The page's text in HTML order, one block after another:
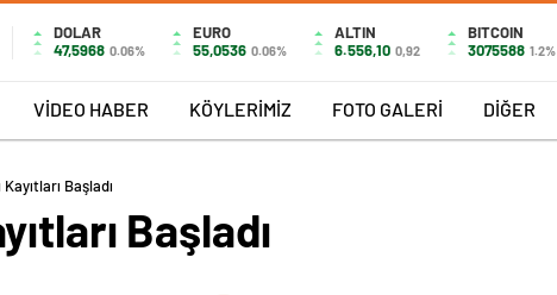
DOLAR
47,5968 0.06%
EURO
55,0536 0.06%
ALTIN
6.556,10 0,92
BITCOIN
3075588 1.2%
VİDEO HABER KÖYLERİMİZ FOTO GALERİ DİĞER
Başladı
Başladı